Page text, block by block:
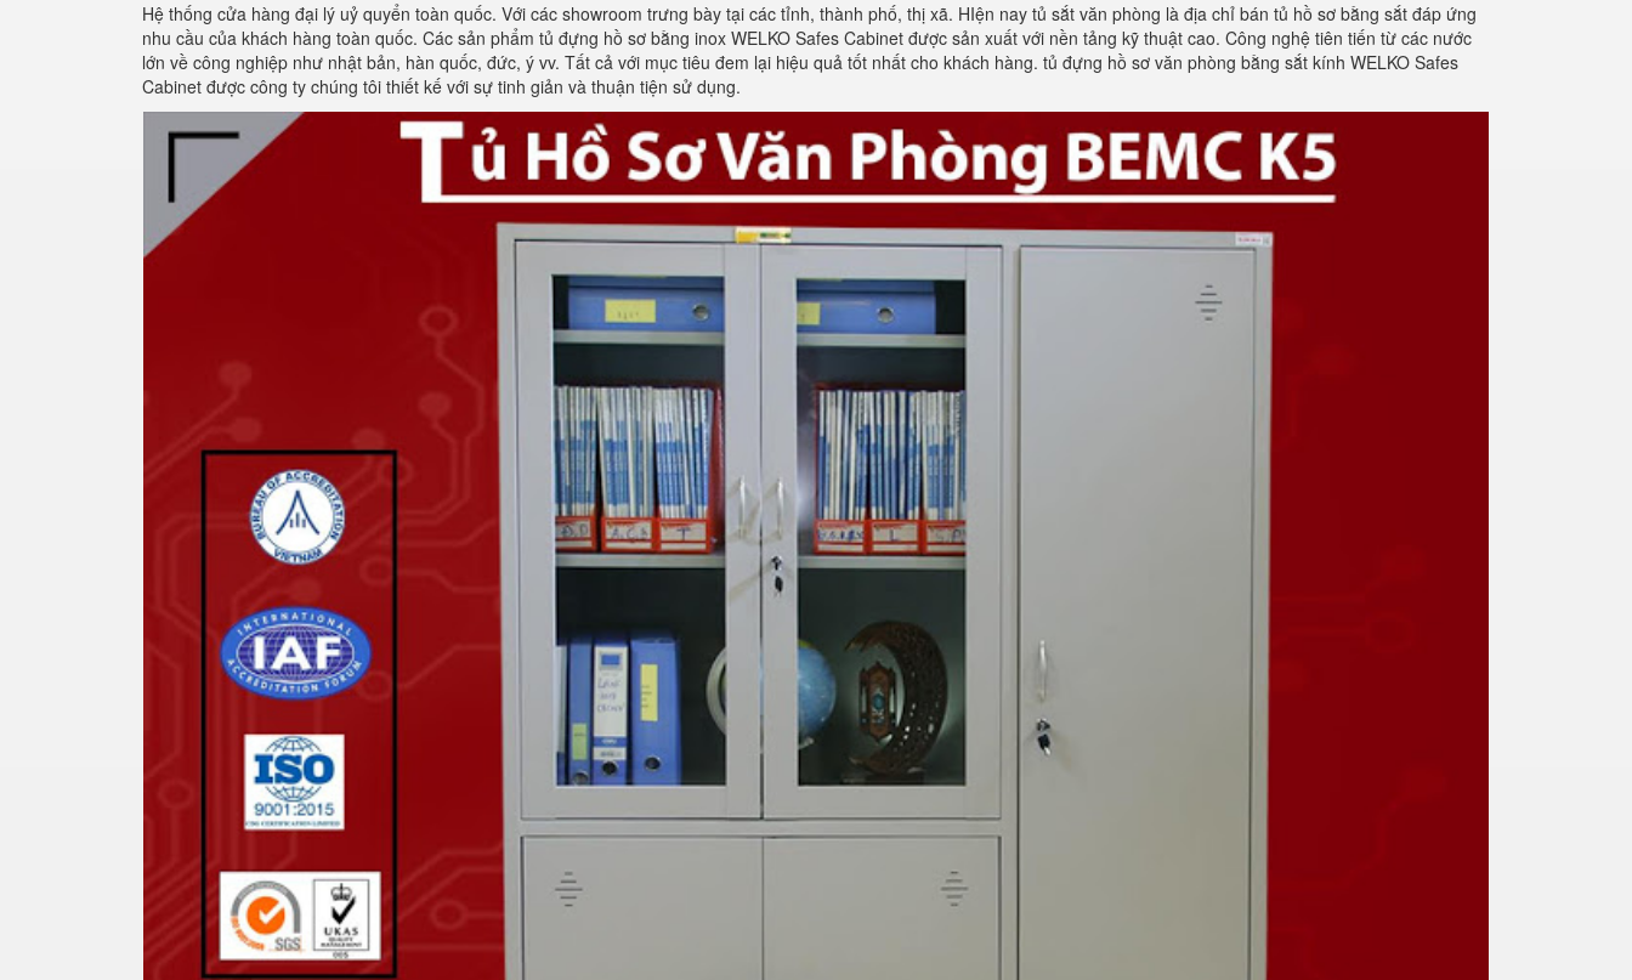
Hệ thống cửa hàng đại lý uỷ quyển toàn quốc. Với các showroom trưng bày tại các tỉnh, thành phố, thị xã. HIện nay tủ sắt văn phòng là địa chỉ bán tủ hồ sơ bằng sắt đáp ứng
nhu cầu của khách hàng toàn quốc. Các sản phẩm tủ đựng hồ sơ bằng inox WELKO Safes Cabinet được sản xuất với nền tảng kỹ thuật cao. Công nghệ tiên tiến từ các nước
lớn về công nghiệp như nhật bản, hàn quốc, đức, ý vv. Tất cả với mục tiêu đem lại hiệu quả tốt nhất cho khách hàng. tủ đựng hồ sơ văn phòng bằng sắt kính WELKO Safes
Cabinet được công ty chúng tôi thiết kế với sự tinh giản và thuận tiện sử dụng.